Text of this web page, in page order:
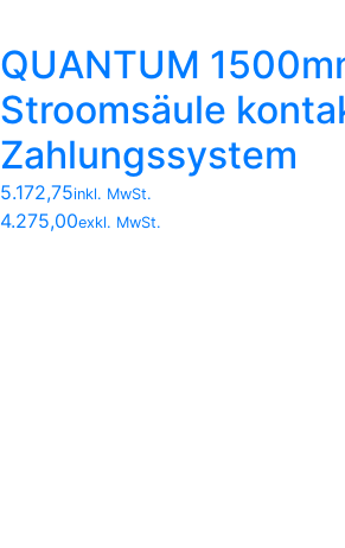
QUANTUM
Stroomsäule
Zahlungssystem
5.172,75inkl. MwSt.
4.275,00exkl. MwSt.